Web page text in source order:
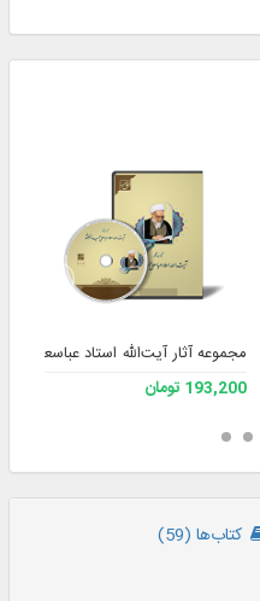
مجموعه آثار آیت‌الله استاد عباسعلی
193,200 تومان
کتاب‌ها (59)